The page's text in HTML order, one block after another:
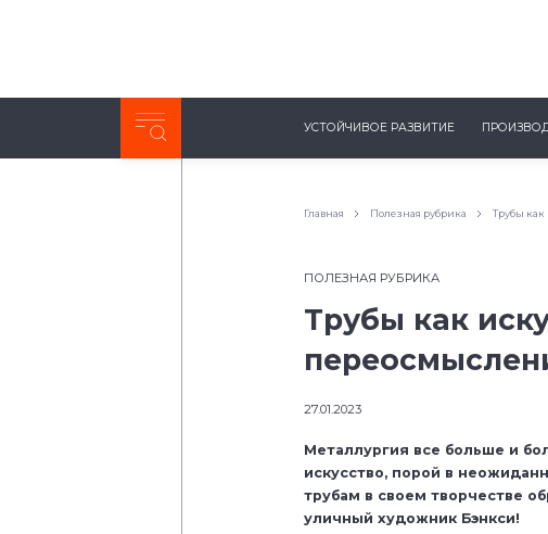
Неделя с ТМК. Выпуск №27 (225)
УСТОЙЧИВОЕ РАЗВИТИЕ
Главная Полезная рубрика Трубы как
ПОЛЕЗНАЯ РУБРИКА
Трубы как
27.01.2023
Металлургия все больше и
искусство, порой в
трубам в своем творчестве
уличный художник Бэнкси!